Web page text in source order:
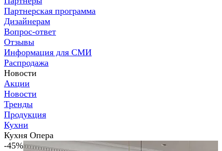
Партнерская программа
Дизайнерам
Вопрос-ответ
Отзывы
Информация для СМИ
Распродажа
Новости
Акции
Новости
Тренды
Продукция
Кухни
Кухня Опера
-45%